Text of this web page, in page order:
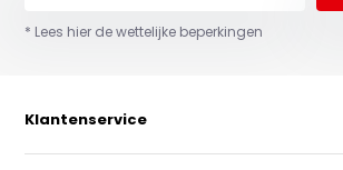
* Lees hier de wettelijke beperkingen
Klantenservice